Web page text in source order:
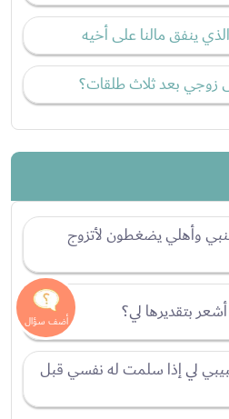
ينفق مالنا على أخيه
بعد ثلاث طلقات؟
وأهلي يضغطون لأتزوج
بتقديرها لي؟
لي إذا سلمت له نفسي قبل